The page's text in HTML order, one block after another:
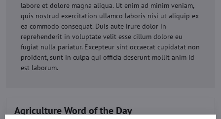
labore et dolore magna aliqua. Ut enim ad minim veniam,
quis nostrud exercitation ullamco laboris nisi ut aliquip ex
ea commodo consequat. Duis aute irure dolor in
reprehenderit in voluptate velit esse cillum dolore eu
fugiat nulla pariatur. Excepteur sint occaecat cupidatat non
proident, sunt in culpa qui officia deserunt mollit anim id
est laborum.
Agriculture Word of the Day